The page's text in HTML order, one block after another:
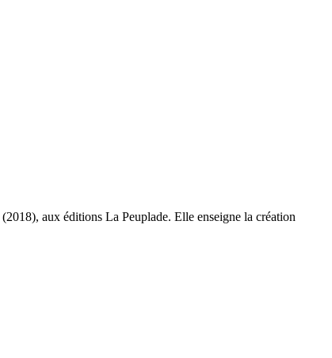
(2018), aux éditions La Peuplade. Elle enseigne la création